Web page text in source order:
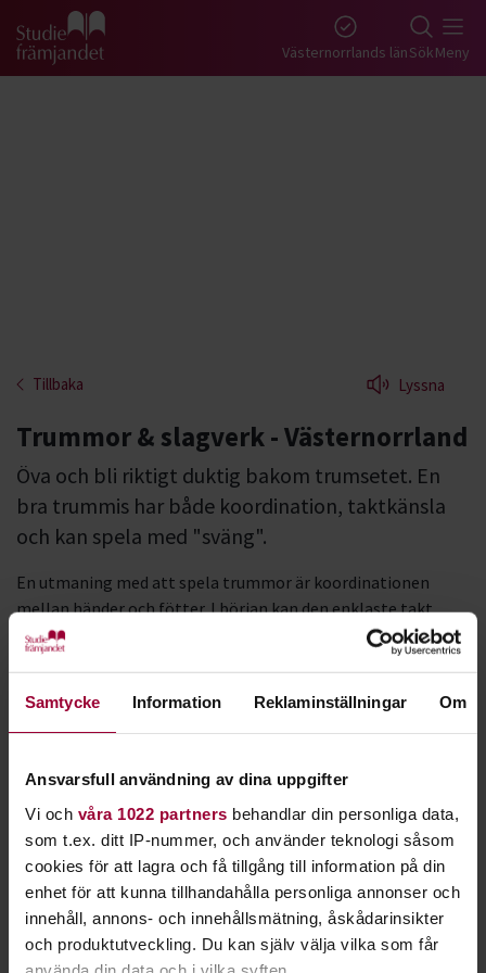
Samtycke Information Reklaminställningar Om
Ansvarsfull användning av dina uppgifter
Vi och våra 1022 partners behandlar din personliga data,
som t.ex. ditt IP-nummer, och använder teknologi såsom
cookies för att lagra och få tillgång till information på din
enhet för att kunna tillhandahålla personliga annonser och
innehåll, annons- och innehållsmätning, åskådarinsikter
och produktutveckling. Du kan själv välja vilka som får
Gå till studiefrämjandets startsida Västernorrlands länSökMeny
Tillbaka Lyssna
Trummor & slagverk - Västernorrland
Öva och bli riktigt duktig bakom trumsetet. En
bra trummis har både koordination, taktkänsla
och kan spela med "sväng".
En utmaning med att spela trummor är koordinationen
mellan händer och fötter. I början kan den enklaste takt
kräva stor koncentration, men övning ger snabbt färdighet.
musiken att stå på. Ha gärna en öppen inställning till alla
sorters musik. Genom att lyssna efter vad som är
trumspel och till slut även hitta ditt eget unika uttryck.
Möt trummisen och cirkelledaren
Carolina